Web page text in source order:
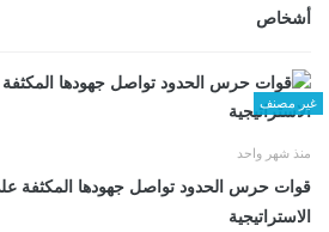
أشخاص
غير مصنف
منذ شهر واحد
قوات حرس الحدود تواصل جهودها المكثفة
الاستراتيجية